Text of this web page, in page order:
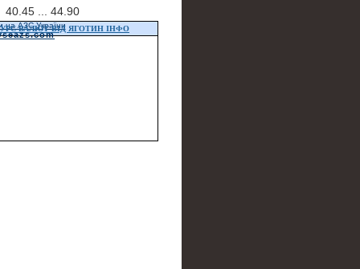
40.45 ... 44.90
на АЗС України
ВАЛЮТ ВІД ЯГОТИН ІНФО